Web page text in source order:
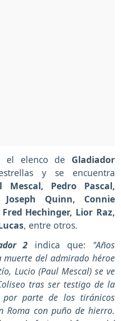
el elenco de Gladiador
y se encuentra
Mescal, Pedro Pascal,
Joseph Quinn, Connie
Hechinger, Lior Raz,
, entre otros.
2 indica que: "Años
muerte del admirado héroe
Lucio (Paul Mescal) se ve
tras ser testigo de la
parte de los tiránicos
Roma con puño de hierro.